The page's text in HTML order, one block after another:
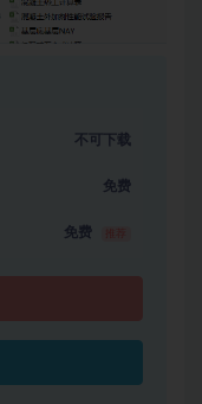
不可下载
免费
免费